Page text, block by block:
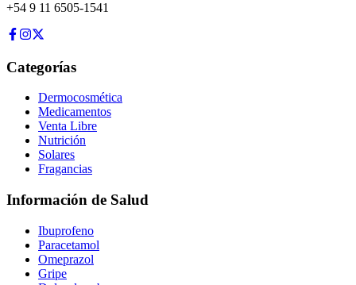
+54 9 11 6505-1541
Categorías
Dermocosmética
Medicamentos
Venta Libre
Nutrición
Solares
Fragancias
Información de Salud
Ibuprofeno
Paracetamol
Omeprazol
Gripe